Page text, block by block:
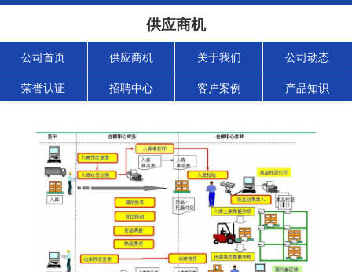
供应商机
公司首页 供应商机 关于我们 公司动态
荣誉认证 招聘中心 客户案例 产品知识